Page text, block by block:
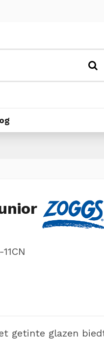
getinte glazen